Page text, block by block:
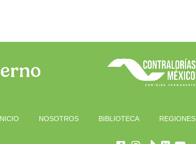
INICIO NOSOTROS BIBLIOTECA REGIONES